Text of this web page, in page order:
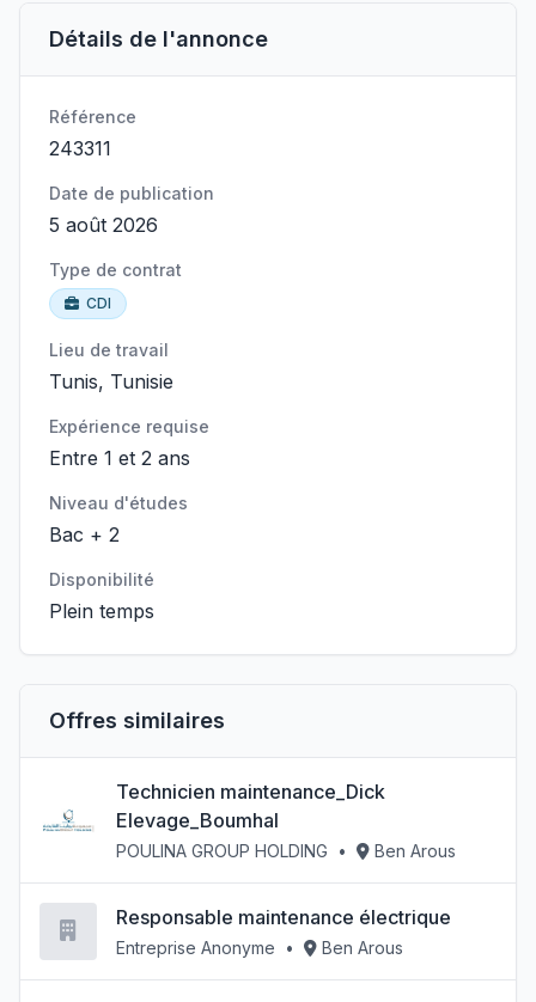
Détails de l'annonce
Référence
243311
Date de publication
5 août 2026
Type de contrat
CDI
Lieu de travail
Tunis, Tunisie
Expérience requise
Entre 1 et 2 ans
Niveau d'études
Bac + 2
Disponibilité
Plein temps
Offres similaires
Technicien maintenance_Dick
Elevage_Boumhal
POULINA GROUP HOLDING • Ben Arous
Responsable maintenance électrique
Entreprise Anonyme • Ben Arous